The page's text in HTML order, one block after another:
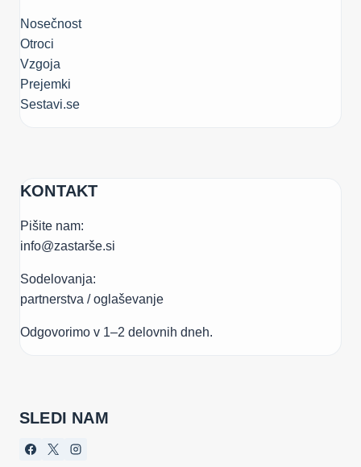
Nosečnost
Otroci
Vzgoja
Prejemki
Sestavi.se
KONTAKT
Pišite nam:
info@zastarše.si
Sodelovanja:
partnerstva / oglaševanje
Odgovorimo v 1–2 delovnih dneh.
SLEDI NAM